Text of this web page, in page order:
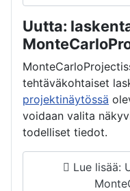
Uutta:
tehtäväkohtaiset
projektinäytössä
voidaan valita
todelliset tiedot.
Lue lisää: